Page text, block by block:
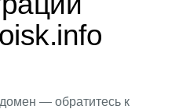
— обратитесь к